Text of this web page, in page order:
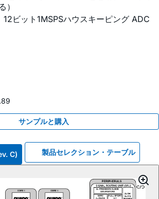
）
12ビット1MSPSハウスキーピング ADC
サンプルと購入
C) 製品セレクション・テーブル